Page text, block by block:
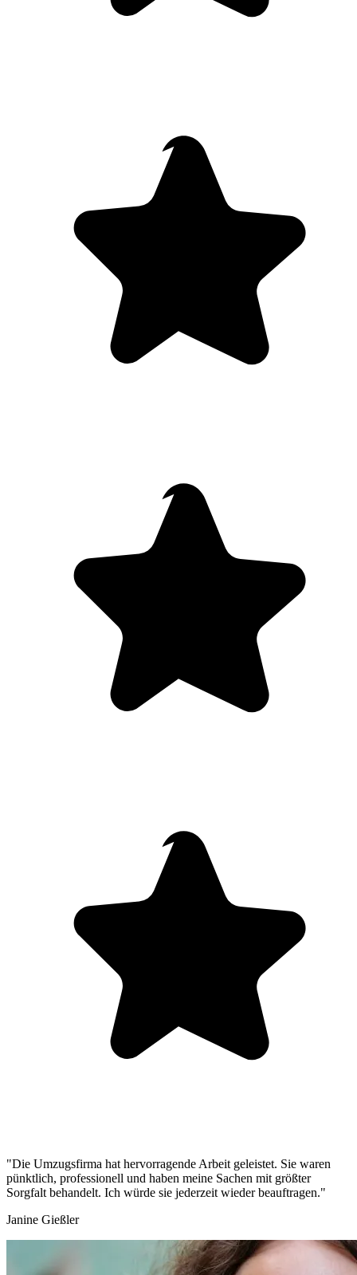
"Die Umzugsfirma hat hervorragende Arbeit geleistet. Sie waren
pünktlich, professionell und haben meine Sachen mit größter
Sorgfalt behandelt. Ich würde sie jederzeit wieder beauftragen."
Janine Gießler